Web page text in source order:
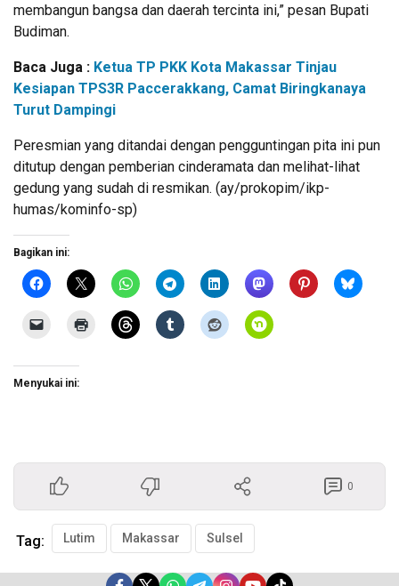
membangun bangsa dan daerah tercinta ini,” pesan Bupati
Budiman.
Baca Juga : Ketua TP PKK Kota Makassar Tinjau
Kesiapan TPS3R Paccerakkang, Camat Biringkanaya
Turut Dampingi
Peresmian yang ditandai dengan pengguntingan pita ini pun
ditutup dengan pemberian cinderamata dan melihat-lihat
gedung yang sudah di resmikan. (ay/prokopim/ikp-
humas/kominfo-sp)
Bagikan ini:
Menyukai ini:
0
Tag: Lutim Makassar Sulsel